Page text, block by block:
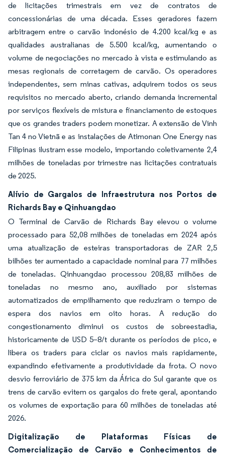
de licitações trimestrais em vez de contratos de
concessionárias de uma década. Esses geradores fazem
arbitragem entre o carvão indonésio de 4.200 kcal/kg e as
qualidades australianas de 5.500 kcal/kg, aumentando o
volume de negociações no mercado à vista e estimulando as
mesas regionais de corretagem de carvão. Os operadores
independentes, sem minas cativas, adquirem todos os seus
requisitos no mercado aberto, criando demanda incremental
por serviços flexíveis de mistura e financiamento de estoques
que os grandes traders podem monetizar. A extensão de Vinh
Tan 4 no Vietnã e as instalações de Atimonan One Energy nas
Filipinas ilustram esse modelo, importando coletivamente 2,4
milhões de toneladas por trimestre nas licitações contratuais
de 2025.
Alívio de Gargalos de Infraestrutura nos Portos de
Richards Bay e Qinhuangdao
O Terminal de Carvão de Richards Bay elevou o volume
processado para 52,08 milhões de toneladas em 2024 após
uma atualização de esteiras transportadoras de ZAR 2,5
bilhões ter aumentado a capacidade nominal para 77 milhões
de toneladas. Qinhuangdao processou 208,83 milhões de
toneladas no mesmo ano, auxiliado por sistemas
automatizados de empilhamento que reduziram o tempo de
espera dos navios em oito horas. A redução do
congestionamento diminui os custos de sobreestadia,
historicamente de USD 5–8/t durante os períodos de pico, e
libera os traders para ciclar os navios mais rapidamente,
expandindo efetivamente a produtividade da frota. O novo
desvio ferroviário de 375 km da África do Sul garante que os
trens de carvão evitem os gargalos do frete geral, apontando
os volumes de exportação para 60 milhões de toneladas até
2026.
Digitalização de Plataformas Físicas de
Comercialização de Carvão e Conhecimentos de